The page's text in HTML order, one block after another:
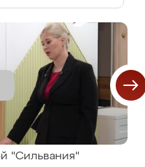
"Сильвания"